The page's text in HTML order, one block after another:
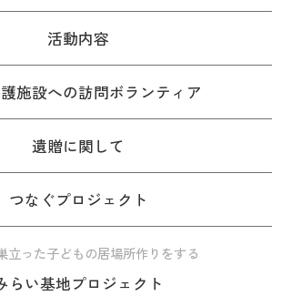
活動内容
施設への訪問ボランティア
遺贈に関して
つなぐプロジェクト
立った子どもの居場所作りをする
らい基地プロジェクト